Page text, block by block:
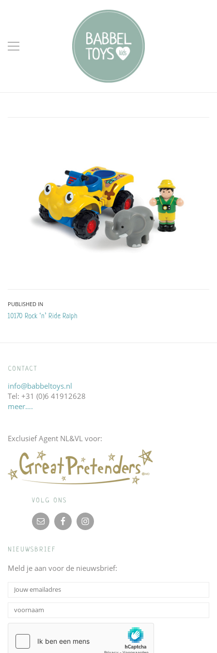
Bericht
navigatie
PUBLISHED IN
10170 Rock ‘n’ Ride Ralph
CONTACT
info@babbeltoys.nl
Tel: +31 (0)6 41912628
meer….
Exclusief Agent NL&VL voor:
VOLG ONS
NIEUWSBRIEF
Meld je aan voor de nieuwsbrief: